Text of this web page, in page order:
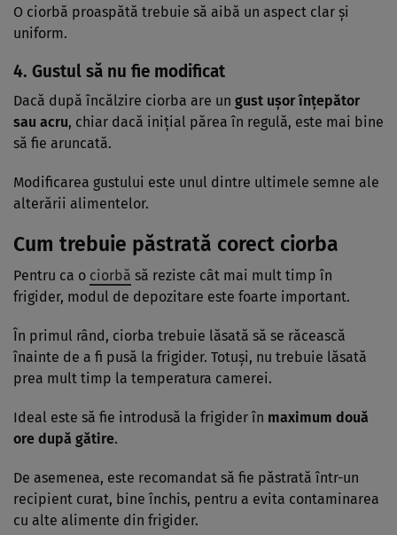
O ciorbă proaspătă trebuie să aibă un aspect clar și
uniform.
4. Gustul să nu fie modificat
Dacă după încălzire ciorba are un gust ușor înțepător
sau acru, chiar dacă inițial părea în regulă, este mai bine
să fie aruncată.
Modificarea gustului este unul dintre ultimele semne ale
alterării alimentelor.
Cum trebuie păstrată corect ciorba
Pentru ca o ciorbă să reziste cât mai mult timp în
frigider, modul de depozitare este foarte important.
În primul rând, ciorba trebuie lăsată să se răcească
înainte de a fi pusă la frigider. Totuși, nu trebuie lăsată
prea mult timp la temperatura camerei.
Ideal este să fie introdusă la frigider în maximum două
ore după gătire.
De asemenea, este recomandat să fie păstrată într-un
recipient curat, bine închis, pentru a evita contaminarea
cu alte alimente din frigider.